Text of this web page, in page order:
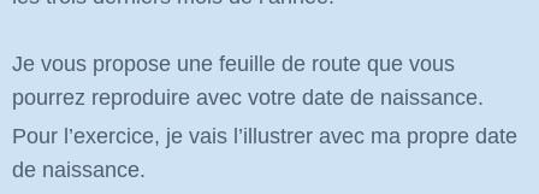
Je vous propose une feuille de route que vous
pourrez reproduire avec votre date de naissance.
Pour l’exercice, je vais l’illustrer avec ma propre date
de naissance.